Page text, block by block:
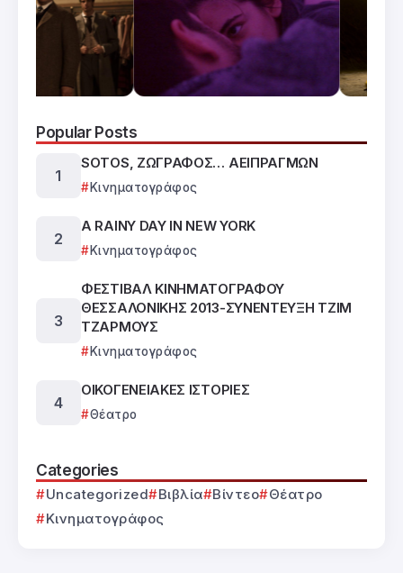
Popular Posts
SOTOS, ΖΩΓΡΑΦΟΣ… ΑΕΙΠΡΑΓΜΩΝ
Κινηματογράφος
A RAINY DAY IN NEW YORK
Κινηματογράφος
ΦΕΣΤΙΒΑΛ ΚΙΝΗΜΑΤΟΓΡΑΦΟΥ
ΘΕΣΣΑΛΟΝΙΚΗΣ 2013-ΣΥΝΕΝΤΕΥΞΗ ΤΖΙΜ
ΤΖΑΡΜΟΥΣ
Κινηματογράφος
ΟΙΚΟΓΕΝΕΙΑΚΕΣ ΙΣΤΟΡΙΕΣ
Θέατρο
Categories
Uncategorized Βιβλία Βίντεο
Θέατρο
Κινηματογράφος